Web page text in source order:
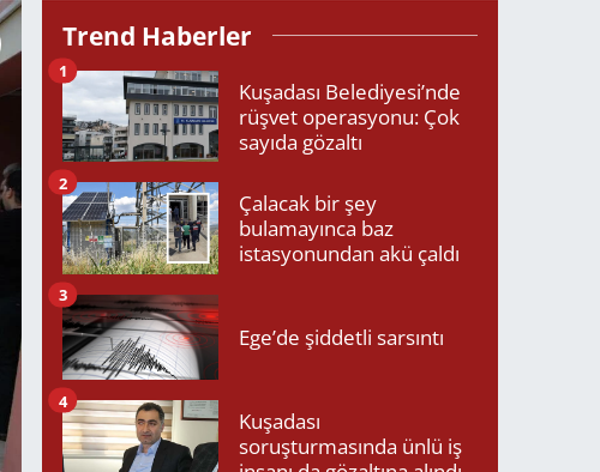
Trend Haberler
Kuşadası Belediyesi’nde
rüşvet operasyonu: Çok
sayıda gözaltı
1
Çalacak bir şey
bulamayınca baz
istasyonundan akü çaldı
2
Ege’de şiddetli sarsıntı
3
Kuşadası
soruşturmasında ünlü iş
4